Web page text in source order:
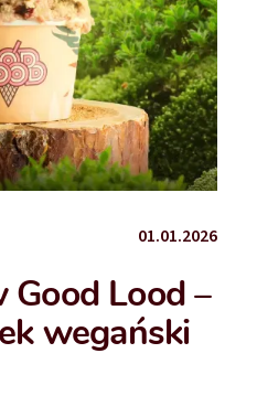
01.01.2026
Lood –
wegański